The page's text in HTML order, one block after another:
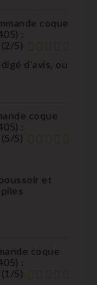
coque
) :
(2/5)
d'avis, ou
coque
) :
(5/5)
et
coque
) :
(1 /5)